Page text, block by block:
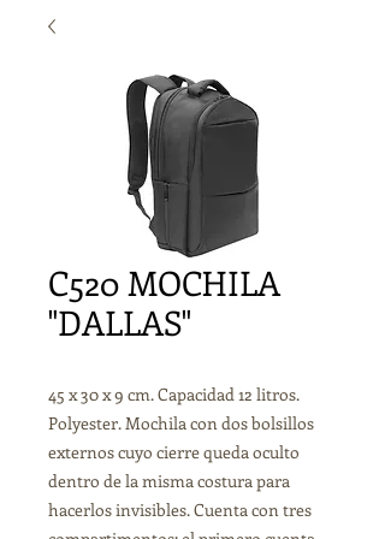
C520 MOCHILA
"DALLAS"
45 x 30 x 9 cm. Capacidad 12 litros.
Polyester. Mochila con dos bolsillos
externos cuyo cierre queda oculto
dentro de la misma costura para
hacerlos invisibles. Cuenta con tres